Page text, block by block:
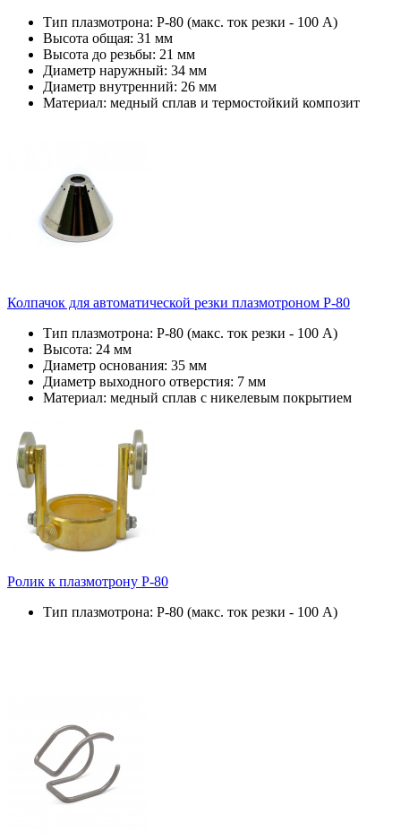
Тип плазмотрона: Р-80 (макс. ток резки - 100 А)
Высота общая: 31 мм
Высота до резьбы: 21 мм
Диаметр наружный: 34 мм
Диаметр внутренний: 26 мм
Материал: медный сплав и термостойкий композит
Колпачок для автоматической резки плазмотроном P-80
Тип плазмотрона: Р-80 (макс. ток резки - 100 А)
Высота: 24 мм
Диаметр основания: 35 мм
Диаметр выходного отверстия: 7 мм
Материал: медный сплав с никелевым покрытием
Ролик к плазмотрону P-80
Тип плазмотрона: P-80 (макс. ток резки - 100 А)